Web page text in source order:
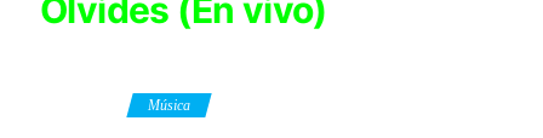
Olvides (En vivo)
Música